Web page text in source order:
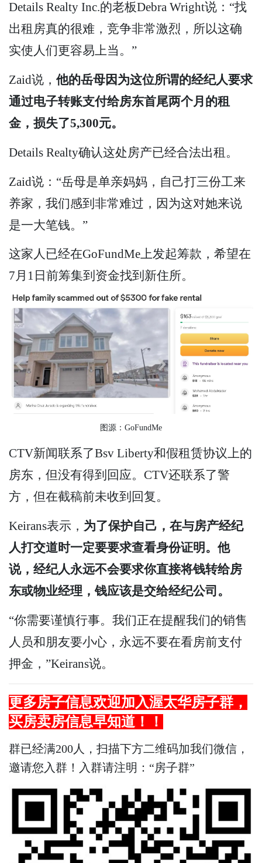
Details Realty Inc.的老板Debra Wright说：“找
出租房真的很难，竞争非常激烈，所以这确
实使人们更容易上当。”
Zaid说， 他的岳母因为这位所谓的经纪人要求
通过电子转账支付给房东首尾两个月的租
金，损失了5,300元。
Details Realty确认这处房产已经合法出租。
Zaid说：“岳母是单亲妈妈，自己打三份工来
养家，我们感到非常难过，因为这对她来说
是一大笔钱。”
这家人已经在GoFundMe上发起筹款，希望在
7月1日前筹集到资金找到新住所。
图源：GoFundMe
CTV新闻联系了Bsv Liberty和假租赁协议上的
房东，但没有得到回应。CTV还联系了警
方，但在截稿前未收到回复。
Keirans表示， 为了保护自己，在与房产经纪
人打交道时一定要要求查看身份证明。他
说，经纪人永远不会要求你直接将钱转给房
东或物业经理，钱应该是交给经纪公司。
“你需要谨慎行事。我们正在提醒我们的销售
人员和朋友要小心，永远不要在看房前支付
押金，”Keirans说。
更多房子信息欢迎加入渥太华房子群，
买房卖房信息早知道！！
群已经满200人，扫描下方二维码加我们微信，
邀请您入群！入群请注明：“房子群”